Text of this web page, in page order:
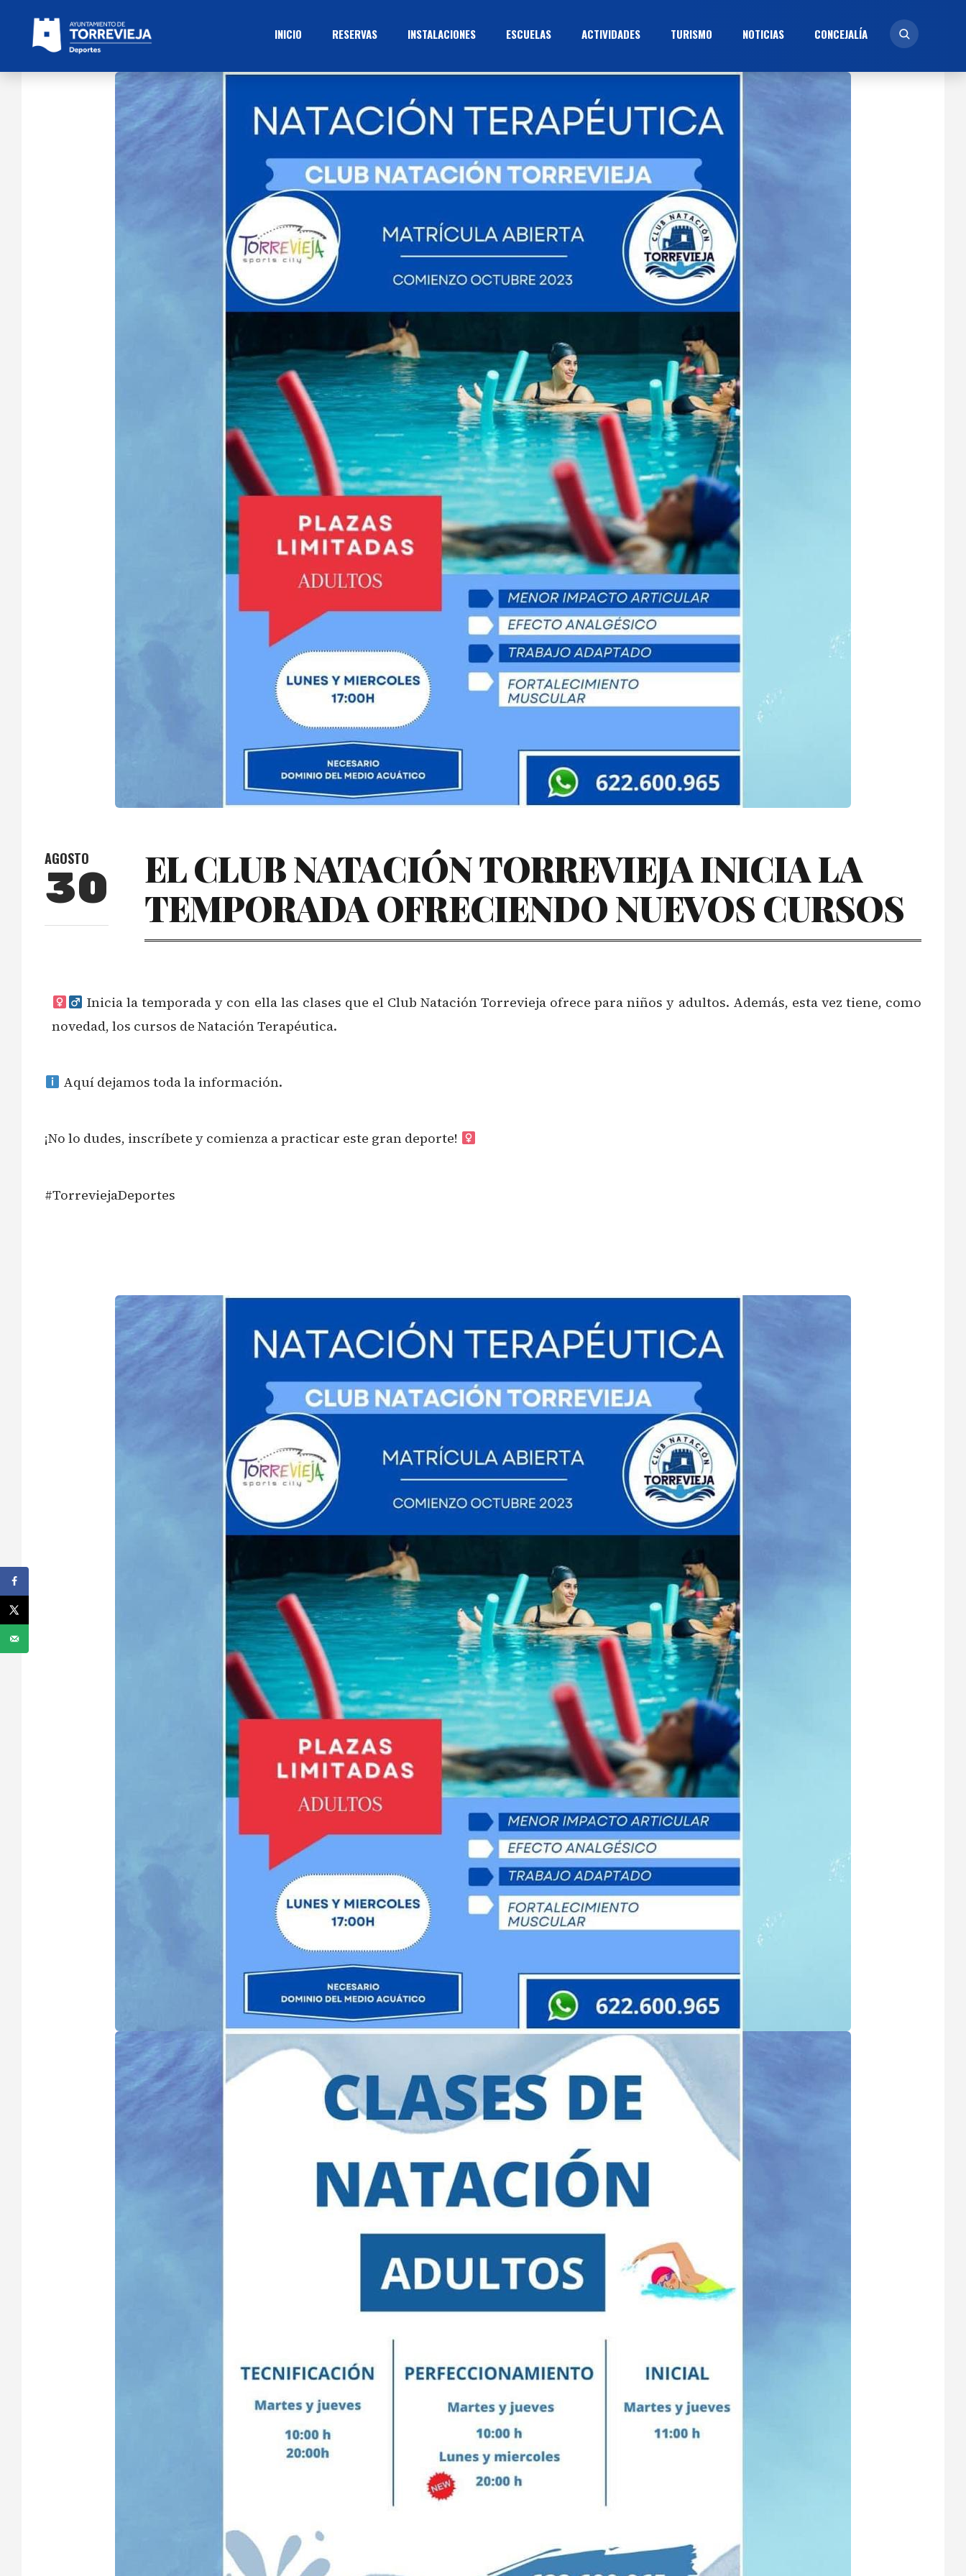
INICIO RESERVAS INSTALACIONES ESCUELAS ACTIVIDADES TURISMO NOTICIAS CONCEJALÍ­A
AGOSTO
30
EL CLUB NATACIÓN TORREVIEJA INICIA LA
TEMPORADA OFRECIENDO NUEVOS CURSOS
Inicia la temporada y con ella las clases que el Club Natación Torrevieja ofrece para niños y adultos. Además, esta vez tiene, como
novedad, los cursos de Natación Terapéutica.
Aquí dejamos toda la información.
¡No lo dudes, inscríbete y comienza a practicar este gran deporte! ‍
#TorreviejaDeportes